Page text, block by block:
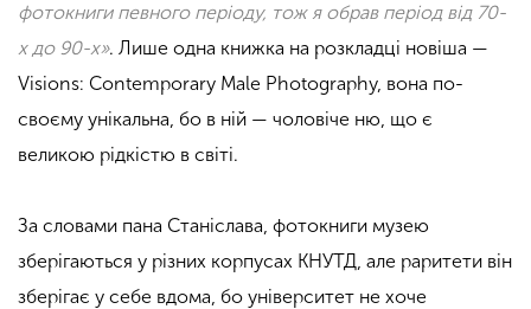
фотокниги певного періоду, тож я обрав період від 70-
х до 90-х». Лише одна книжка на розкладці новіша —
Visions: Contemporary Male Photography, вона по-
своєму унікальна, бо в ній — чоловіче ню, що є
великою рідкістю в світі.
За словами пана Станіслава, фотокниги музею
зберігаються у різних корпусах КНУТД, але раритети він
зберігає у себе вдома, бо університет не хоче